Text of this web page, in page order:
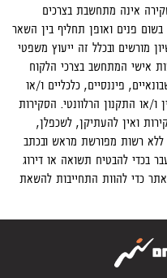
אינה מתחשבת בצרכים
בשום פנים ואופן תחליף בין השאר
מורשים ובכלל זה ייעוץ משפטי
אישי המתחשב בצרכי הלקוח
פיננסיים, כלכליים ו/או
ו/או התקנון הרלוונטי. הסקירות
ואין להעתיקן, לשכפלן,
ללא רשות מפורשת מראש ובכתב
בכדי להבטיח תשואה או דירוג
כדי להוות התחייבות להשאת